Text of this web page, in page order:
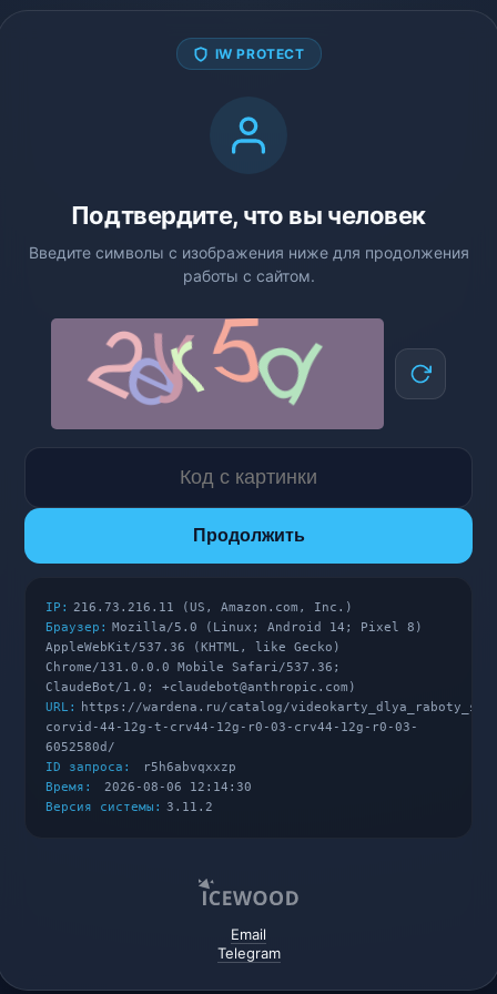
IW PROTECT
Подтвердите, что вы человек
Введите символы с изображения ниже для продолжения
работы с сайтом.
Продолжить
IP: 216.73.216.11 (US, Amazon.com, Inc.)
Браузер: Mozilla/5.0 (Linux; Android 14; Pixel 8)
AppleWebKit/537.36 (KHTML, like Gecko)
Chrome/131.0.0.0 Mobile Safari/537.36;
ClaudeBot/1.0; +claudebot@anthropic.com)
URL:
https://wardena.ru/catalog/
corvid-44-12g-t-crv44-12g-r0-03-crv44-12g-r0-03-
6052580d/
ID запроса:
r5h6abvqxxzp
Время:
2026-08-06 12:14:30
Версия системы: 3.11.2
Email
Telegram